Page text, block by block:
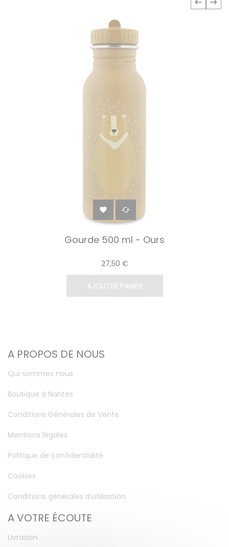
 
Gourde 500 ml - Ours
27,50 €
AJOUTER PANIER
A PROPOS DE NOUS
Qui sommes nous
Boutique à Nantes
Conditions Générales de Vente
Mentions légales
Politique de confidentialité
Cookies
Conditions générales d’utilisation
A VOTRE ÉCOUTE
Livraison